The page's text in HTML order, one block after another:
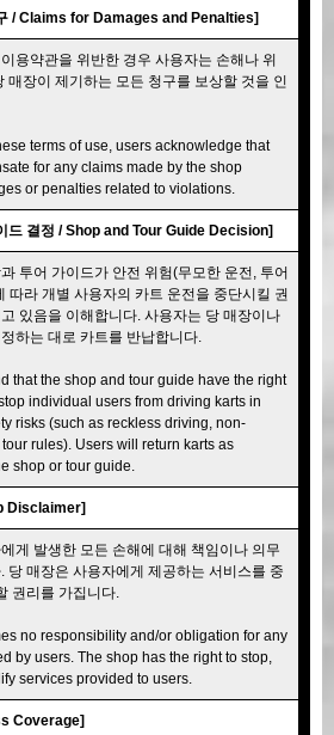
/ Claims for Damages and Penalties]
용약관을 위반한 경우 사용자는 손해나 위
매장이 제기하는 모든 청구를 보상할 것을 인
terms of use, users acknowledge that
for any claims made by the shop
or penalties related to violations.
드 결정 / Shop and Tour Guide Decision]
투어 가이드가 안전 위험(무모한 운전, 투어
따라 개별 사용자의 카트 운전을 중단시킬 권
있음을 이해합니다. 사용자는 당 매장이나
하는 대로 카트를 반납합니다.
that the shop and tour guide have the right
individual users from driving karts in
risks (such as reckless driving, non-
rules). Users will return karts as
shop or tour guide.
Disclaimer]
게 발생한 모든 손해에 대해 책임이나 의무
당 매장은 사용자에게 제공하는 서비스를 중
권리를 가집니다.
no responsibility and/or obligation for any
by users. The shop has the right to stop,
services provided to users.
Coverage]